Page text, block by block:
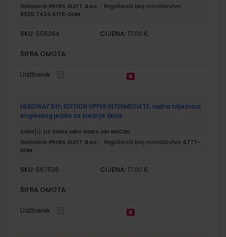
Nakladnik: PROFIL KLETT d.o.o.
Registarski broj ministarstva:
8025;7424;6178-DOM
SKU: 556264 CIJENA: 17,00 €
ŠIFRA OMOTA:
Udžbenik
HEADWAY 5th EDITION UPPER INTERMEDIATE; radna bilježnica
engleskog jezika za srednje škole
Autor(i): Liz Soars John Soars Jon McCau
Nakladnik: PROFIL KLETT d.o.o. Registarski broj ministarstva: 6777-
DOM
SKU: 567536 CIJENA: 17,00 €
ŠIFRA OMOTA:
Udžbenik